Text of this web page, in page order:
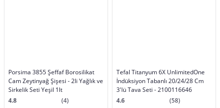
Porsima 3855 Şeffaf Borosilikat
Cam Zeytinyağ Şişesi - 2li Yağlık ve
Sirkelik Seti Yeşil 1lt
4.8
(4)
Tefal Titanyum 6X UnlimitedOne
İndüksiyon Tabanlı 20/24/28 Cm
3'lü Tava Seti - 2100116646
4.6
(58)